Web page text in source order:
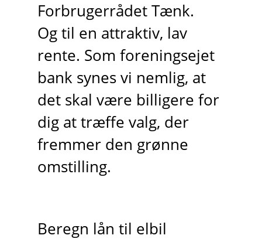
Forbrugerrådet Tænk.
Og til en attraktiv, lav
rente. Som foreningsejet
bank synes vi nemlig, at
det skal være billigere for
dig at træffe valg, der
fremmer den grønne
omstilling.
Beregn lån til elbil